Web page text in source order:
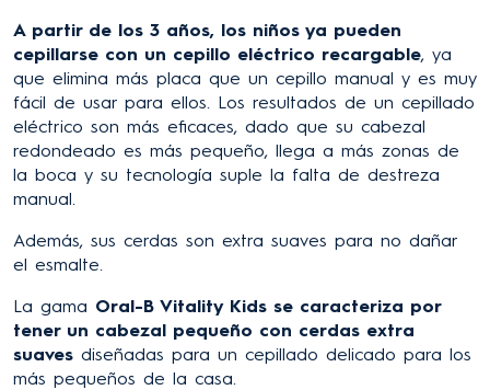
A partir de los 3 años, los niños ya pueden
cepillarse con un cepillo eléctrico recargable, ya
que elimina más placa que un cepillo manual y es muy
fácil de usar para ellos. Los resultados de un cepillado
eléctrico son más eficaces, dado que su cabezal
redondeado es más pequeño, llega a más zonas de
la boca y su tecnología suple la falta de destreza
manual.
Además, sus cerdas son extra suaves para no dañar
el esmalte.
La gama Oral-B Vitality Kids se caracteriza por
tener un cabezal pequeño con cerdas extra
suaves diseñadas para un cepillado delicado para los
más pequeños de la casa.